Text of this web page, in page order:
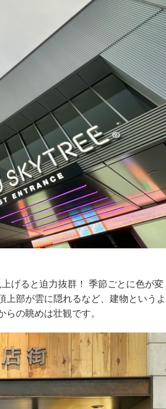
げると迫力抜群！ 季節ごとに色が変
部が雲に隠れるなど、建物というよ
の眺めは壮観です。